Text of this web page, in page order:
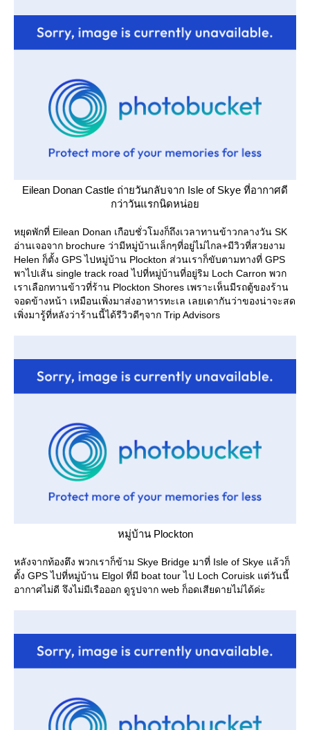
Eilean Donan Castle ถ่ายวันกลับจาก Isle of Skye ที่อากาศดี
กว่าวันแรกนิดหน่อ
หยุดพักที่ Eilean Donan เกือบชั่วโมงก็ถึงเวลาทานข้าวกลางวัน SK
อ่านเจอจาก brochure ว่ามีหมู่บ้านเล็กๆที่อยู่ไม่ไกล+มีวิวที่สวยงาม
Helen ก็ตั้ง GPS ไปหมู่บ้าน Plockton ส่วนเราก็ขับตามทางที่ GPS
พาไปเส้น single track road ไปที่หมู่บ้านที่อยู่ริม Loch Carron พวก
เราเลือกทานข้าวที่ร้าน Plockton Shores เพราะเห็นมีรถตู้ของร้าน
จอดข้างหน้า เหมือนเพิ่งมาส่งอาหารทะเล เลยเดากันว่าของน่าจะสด
เพิ่งมารู้ที่หลังว่าร้านนี้ได้รีวิวดีๆจาก Trip Advisors
หมู่บ้าน Plockton
หลังจากท้องตึง พวกเราก็ข้าม Skye Bridge มาที่ Isle of Skye แล้วก็
ตั้ง GPS ไปที่หมู่บ้าน Elgol ที่มี boat tour ไป Loch Coruisk แต่วันนี้
อากาศไม่ดี จึงไม่มีเรือออก ดูรูปจาก web ก็อดเสียดายไม่ได้ค่ะ